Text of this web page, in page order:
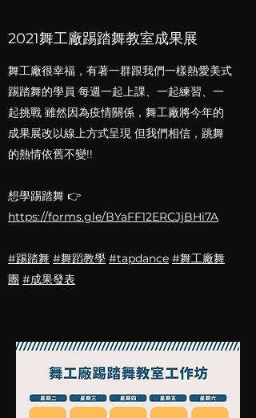
2021舞工廠踢踏舞教室成果展
舞工廠很幸福，有著一群跟我們一樣熱愛美式
踢踏舞的學員 每週一起上課、一起練習、一
起挑戰 雖然因為疫情關係，舞工廠將今年的
成果展改以線上方式呈現 但我們相信，跳舞
的熱情依舊不變!!
想學踢踏舞 👉
https://forms.gle/BYaFF12ERCJjBHi7A
#踢踏舞 #舞蹈教學 #tapdance #舞工廠舞
團 #成果發表